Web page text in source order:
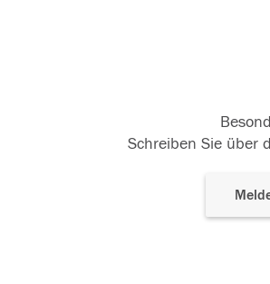
Schreiben Sie über